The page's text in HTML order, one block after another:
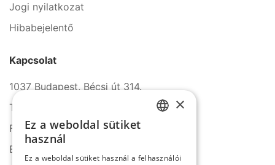
Jogi nyilatkozat
Hibabejelentő
Kapcsolat
1037 Budapest, Bécsi út 314.
Tel.: +36 1 272 2140
Fax: +36 1 272 2150
E-mail: info@serco.hu
×
Ez a weboldal sütiket
használ
Ez a weboldal sütiket használ a felhasználói